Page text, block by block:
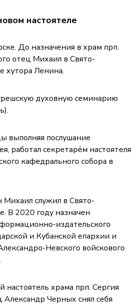
настоятеле
До назначения в храм прп.
отец Михаил в Свято-
хутора Ленина.
духовную семинарию
выполняя послушание
работал секретарём настоятеля
кафедрального собора в
Михаил служил в Свято-
В 2020 году назначен
издательского
и Кубанской епархии и
Невского войскового
храма прп. Сергия
Черных снял себя